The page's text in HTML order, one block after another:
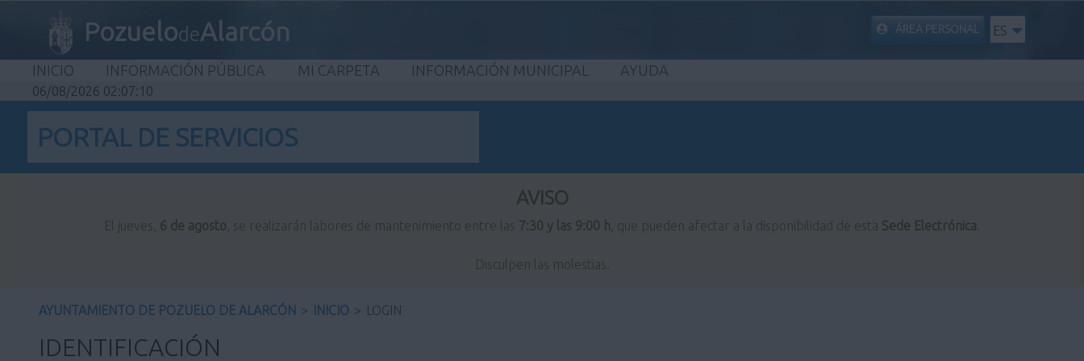
PozuelodeAlarcón ÁREA PERSONAL ES
INICIO INFORMACIÓN PÚBLICA MI CARPETA INFORMACIÓN MUNICIPAL AYUDA
06/08/2026 02:07:10
PORTAL DE SERVICIOS
AVISO
El jueves, 6 de agosto, se realizarán labores de mantenimiento entre las 7:30 y las 9:00 h, que pueden afectar a la disponibilidad de esta Sede Electrónica
Disculpen las molestias.
AYUNTAMIENTO DE POZUELO DE ALARCÓN > INICIO > LOGIN
IDENTIFICACIÓN